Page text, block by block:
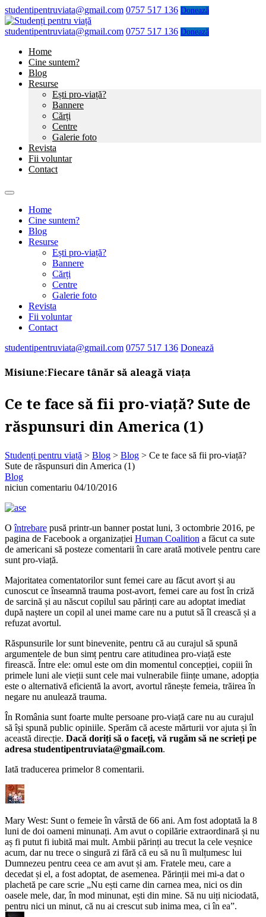
studentipentruviata@gmail.com 0757 517 136 Donează
studentipentruviata@gmail.com 0757 517 136 Donează
Home
Cine suntem?
Blog
Resurse
Ești pro-viață?
Bannere
Cărți
Centre
Galerie foto
Revista
Fii voluntar
Contact
Home
Cine suntem?
Blog
Resurse
Ești pro-viață?
Bannere
Cărți
Centre
Galerie foto
Revista
Fii voluntar
Contact
studentipentruviata@gmail.com 0757 517 136 Donează
Misiune:Fiecare tânăr să aleagă viața
Ce te face să fii pro-viață? Sute de
răspunsuri din America (1)
Studenți pentru viață > Blog > Blog > Ce te face să fii pro-viață?
Sute de răspunsuri din America (1)
Blog
niciun comentariu 04/10/2016
Oîntrebare pusă printr-un banner postat luni, 3 octombrie 2016, pe
pagina de Facebook a organizației Human Coalition a făcut ca sute
de americani să posteze comentarii în care arată motivele pentru care
sunt pro-viață.
Majoritatea comentatorilor sunt femei care au făcut avort și au
cunoscut ce înseamnă trauma post-avort, femei care au fost în criză
de sarcină și au născut copilul sau părinți care au adoptat imediat
după naștere un copil al unei mame care nu a putut să îl crească și a
refuzat avortul.
Răspunsurile lor sunt binevenite, pentru că au curajul să spună
argumentele de bun simț pentru care atitudinea pro-viață este
firească. Între ele: omul este om din momentul concepției, copiii în
primele luni ale vieții sunt cele mai vulnerabile ființe umane, adopția
este o alternativă eficientă la avort, avortul rănește femeia, trăirea în
negare nu anulează trauma.
În România sunt foarte multe persoane pro-viață care nu au curajul
să își spună public opiniile. Sperăm că aceste mărturii vor ajuta și în
această direcție. Dacă doriți să o faceți, vă rugăm să ne scrieți pe
adresa studentipentruviata@gmail.com.
Iată traducerea primelor 8 comentarii.
Mary West: Sunt o femeie în vârstă de 66 ani. Am fost adoptată la 8
luni de doi oameni minunați. Am avut o copilărie extraordinară și nu
aș fi putut fi iubită mai mult. Ambii părinți au trecut la cele veșnice
acum, dar nu trece o singură zi fără că eu să nu îi mulțumesc lui
Dumnezeu pentru ceea ce am avut și am. Fratele meu, care a
decedat și el, a fost adoptat, de asemenea. Părinții mei mi-a dat o
plachetă pe care scrie „Nu ești carne din carnea mea, nici os din
oasele mele, dar, în mod minunat, ești din mine. Să nu uiți niciodată,
pentru nici un minut, că nu ai crescut sub inima mea, ci în ea”.